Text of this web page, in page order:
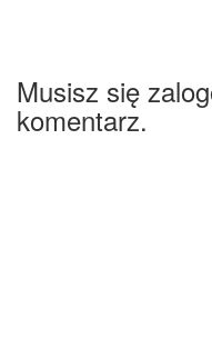
Musisz się
komentarz.